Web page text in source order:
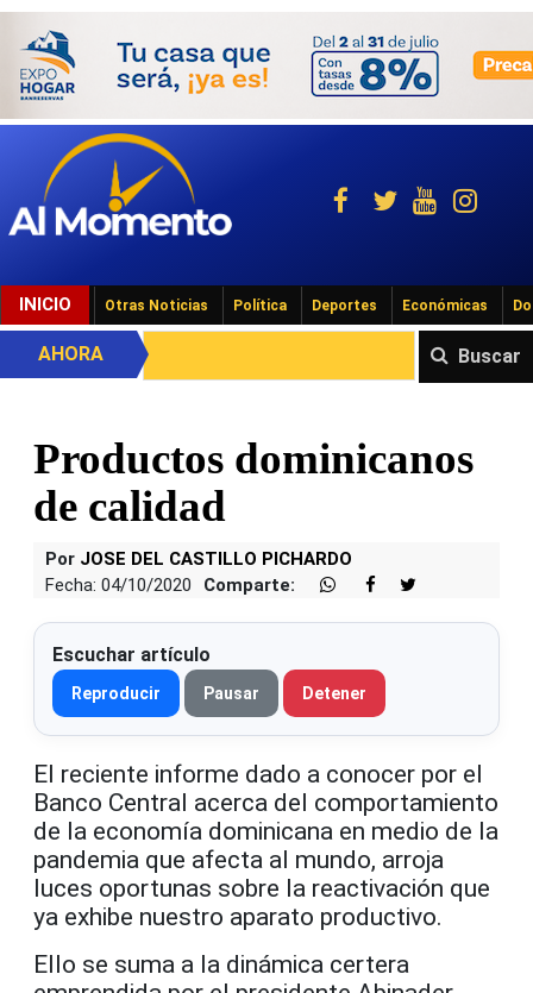
INICIO Otras Noticias Política Deportes Económicas
Buscar
AHORA
Productos dominicanos
de calidad
Por JOSE DEL CASTILLO PICHARDO
Fecha: 04/10/2020
Comparte:
Escuchar artículo
Reproducir Pausar Detener
El reciente informe dado a conocer por el
Banco Central acerca del comportamiento
de la economía dominicana en medio de la
pandemia que afecta al mundo, arroja
luces oportunas sobre la reactivación que
ya exhibe nuestro aparato productivo.
Ello se suma a la dinámica certera